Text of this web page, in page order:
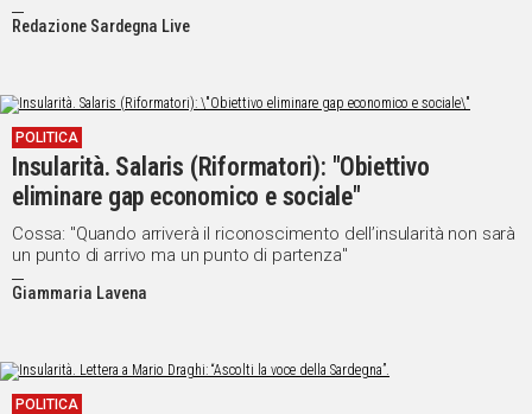
Redazione Sardegna Live
POLITICA
Insularità. Salaris (Riformatori): "Obiettivo
eliminare gap economico e sociale"
Cossa: "Quando arriverà il riconoscimento dell’insularità non sarà
un punto di arrivo ma un punto di partenza"
Giammaria Lavena
POLITICA